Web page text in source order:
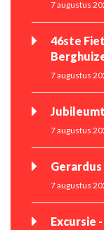
7 augustus
46ste
7 augustus
7 augustus
7 augustus
Excursie